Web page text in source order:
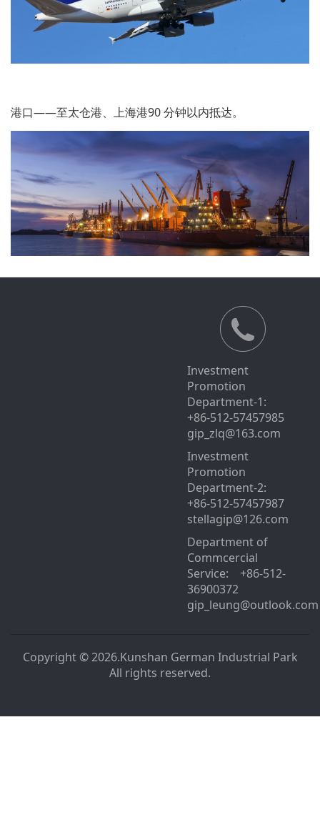
港口——至太仓港、上海港90 分钟以内抵达。
Investment
Promotion
Department-1:
+86-512-57457985
gip_zlq@163.com
Investment
Promotion
Department-2:
+86-512-57457987
stellagip@126.com
Department of
Commcercial
Service: +86-512-
36900372
gip_leung@outlook.com
Copyright © 2026.Kunshan German Industrial Park
All rights reserved.